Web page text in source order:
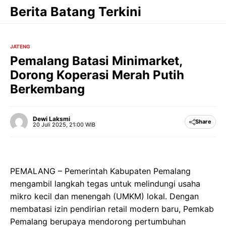
Langsung
Berita Batang Terkini
JATENG
Pemalang Batasi Minimarket,
Dorong Koperasi Merah Putih
Berkembang
Dewi Laksmi
20 Juli 2025, 21:00 WIB Share
PEMALANG – Pemerintah Kabupaten Pemalang
mengambil langkah tegas untuk melindungi usaha
mikro kecil dan menengah (UMKM) lokal. Dengan
membatasi izin pendirian retail modern baru, Pemkab
Pemalang berupaya mendorong pertumbuhan